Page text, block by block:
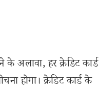
के अलावा, हर क्रेडिट कार्ड
होगा। क्रेडिट कार्ड के